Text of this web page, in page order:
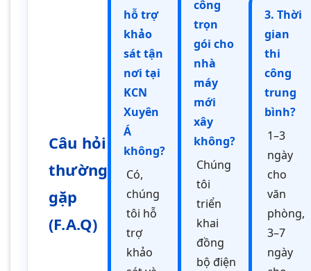
Câu hỏi
thường
gặp
(F.A.Q)
hỗ trợ
khảo
sát tận
nơi tại
KCN
Xuyên
Á
không?
Có,
chúng
tôi hỗ
trợ
khảo
công
trọn
gói cho
nhà
máy
mới
xây
không?
Chúng
tôi
triển
khai
đồng
bộ điện
3. Thời
gian
thi
công
trung
bình?
1–3
ngày
cho
văn
phòng,
3–7
ngày